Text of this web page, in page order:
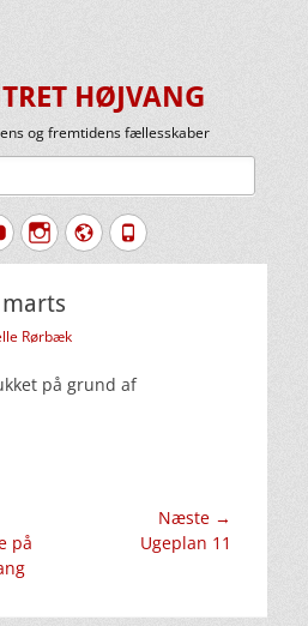
HØJVANG
og fremtidens fællesskaber
YouTubeInstagram
Website
Tlf.
Rørbæk
på grund af
på
Næste →
Ugeplan 11